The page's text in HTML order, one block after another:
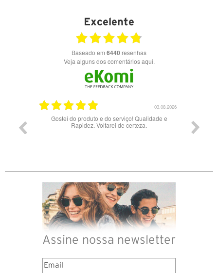
Excelente
Baseado em 6440 resenhas
Veja alguns dos comentários aqui.
03.08.2026
serviço! Qualidade e
de certeza.
Bons óculos.
Assine nossa newsletter